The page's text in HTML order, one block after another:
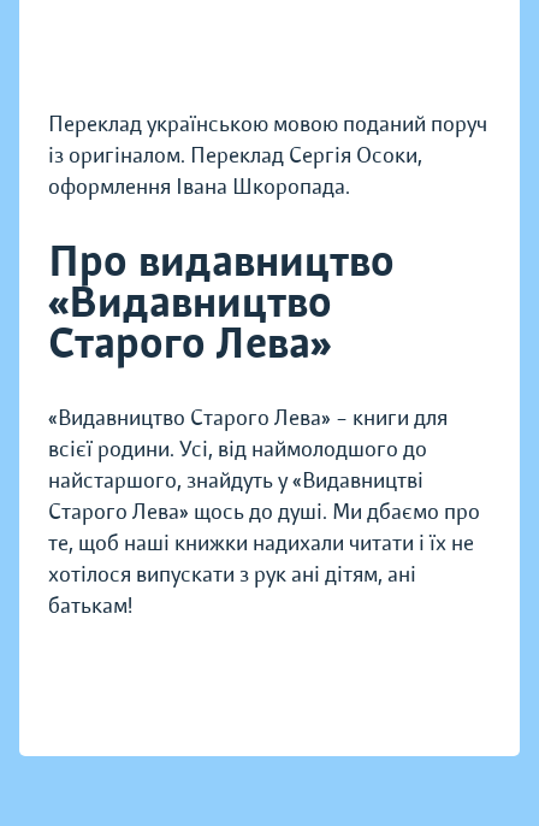
Переклад українською мовою поданий поруч
із оригіналом. Переклад Сергія Осоки,
оформлення Івана Шкоропада.
Про видавництво
«Видавництво
Старого Лева»
«Видавництво Старого Лева» – книги для
всієї родини. Усі, від наймолодшого до
найстаршого, знайдуть у «Видавництві
Старого Лева» щось до душі. Ми дбаємо про
те, щоб наші книжки надихали читати і їх не
хотілося випускати з рук ані дітям, ані
батькам!